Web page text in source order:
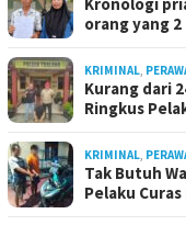
orang yang
KRIMINAL
Kurang dari
Ringkus
KRIMINAL
Tak Butuh
Pelaku